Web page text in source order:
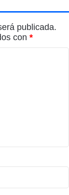
publicada.
con *